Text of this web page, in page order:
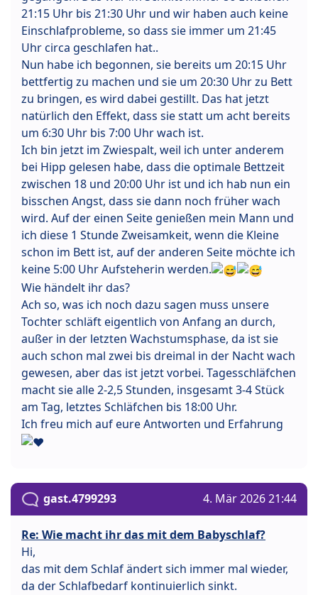
21:15 Uhr bis 21:30 Uhr und wir haben auch keine
Einschlafprobleme, so dass sie immer um 21:45
Uhr circa geschlafen hat..
Nun habe ich begonnen, sie bereits um 20:15 Uhr
bettfertig zu machen und sie um 20:30 Uhr zu Bett
zu bringen, es wird dabei gestillt. Das hat jetzt
natürlich den Effekt, dass sie statt um acht bereits
um 6:30 Uhr bis 7:00 Uhr wach ist.
Ich bin jetzt im Zwiespalt, weil ich unter anderem
bei Hipp gelesen habe, dass die optimale Bettzeit
zwischen 18 und 20:00 Uhr ist und ich hab nun ein
bisschen Angst, dass sie dann noch früher wach
wird. Auf der einen Seite genießen mein Mann und
ich diese 1 Stunde Zweisamkeit, wenn die Kleine
schon im Bett ist, auf der anderen Seite möchte ich
keine 5:00 Uhr Aufsteherin werden.
Wie händelt ihr das?
Ach so, was ich noch dazu sagen muss unsere
Tochter schläft eigentlich von Anfang an durch,
außer in der letzten Wachstumsphase, da ist sie
auch schon mal zwei bis dreimal in der Nacht wach
gewesen, aber das ist jetzt vorbei. Tagesschläfchen
macht sie alle 2-2,5 Stunden, insgesamt 3-4 Stück
am Tag, letztes Schläfchen bis 18:00 Uhr.
Ich freu mich auf eure Antworten und Erfahrung
gast.4799293 4. Mär 2026 21:44
Re: Wie macht ihr das mit dem Babyschlaf?
Hi,
das mit dem Schlaf ändert sich immer mal wieder,
da der Schlafbedarf kontinuierlich sinkt.